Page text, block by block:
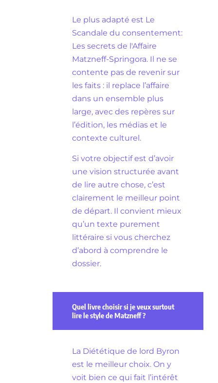
Le plus adapté est Le
Scandale du consentement:
Les secrets de l'Affaire
Matzneff-Springora. Il ne se
contente pas de revenir sur
les faits : il replace l’affaire
dans un ensemble plus
large, avec des repères sur
l’édition, les médias et le
contexte culturel.
Si votre objectif est d’avoir
une vision structurée avant
de lire autre chose, c’est
clairement le meilleur point
de départ. Il convient mieux
qu’un texte purement
littéraire si vous cherchez
d’abord à comprendre le
dossier.
Quel livre choisir si je veux surtout
lire le style de Matzneff ?
La Diététique de lord Byron
est le meilleur choix. On y
voit bien ce qui fait l’intérêt